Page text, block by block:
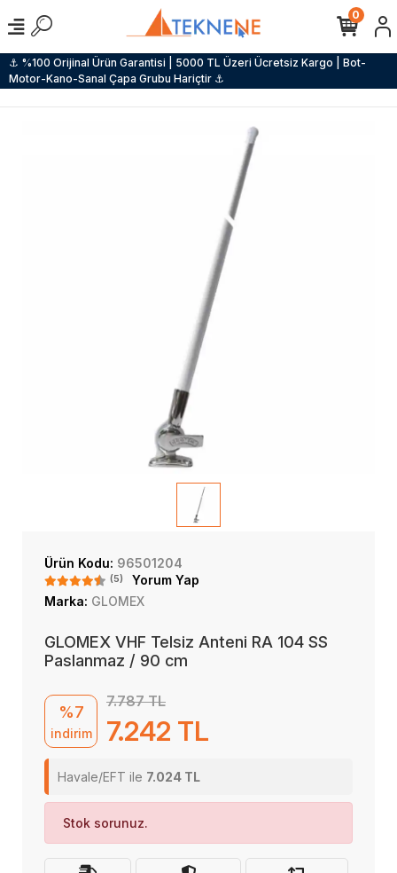
⚓ %100 Orijinal Ürün Garantisi | 5000 TL Üzeri Ücretsiz Kargo | Bot-
Motor-Kano-Sanal Çapa Grubu Hariçtir ⚓
0
Ürün Kodu: 96501204
(5)
Yorum Yap
Marka: GLOMEX
GLOMEX VHF Telsiz Anteni RA 104 SS
Paslanmaz / 90 cm
%7
indirim
7.787 TL
7.242 TL
Havale/EFT ile 7.024 TL
Stok sorunuz.